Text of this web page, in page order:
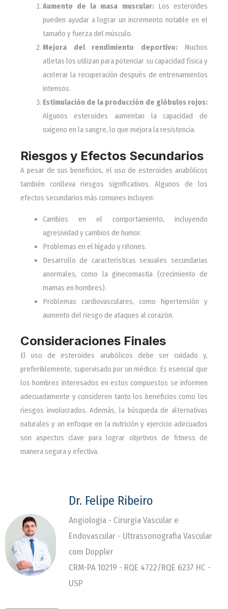
Aumento de la masa muscular:Los esteroides
pueden ayudar a lograr un incremento notable en el
tamaño y fuerza del músculo.
Mejora del rendimiento deportivo: Muchos
atletas los utilizan para potenciar su capacidad física y
acelerar la recuperación después de entrenamientos
intensos.
Estimulación de la producción de glóbulos rojos:
Algunos esteroides aumentan la capacidad de
oxígeno en la sangre, lo que mejora la resistencia.
Riesgos y Efectos Secundarios
A pesar de sus beneficios, el uso de esteroides anabólicos
también conlleva riesgos significativos. Algunos de los
efectos secundarios más comunes incluyen:
Cambios en el comportamiento, incluyendo
agresividad y cambios de humor.
Problemas en el hígado y riñones.
Desarrollo de características sexuales secundarias
anormales, como la ginecomastia (crecimiento de
mamas en hombres).
Problemas cardiovasculares, como hipertensión y
aumento del riesgo de ataques al corazón.
Consideraciones Finales
El uso de esteroides anabólicos debe ser cuidado y,
preferiblemente, supervisado por un médico. Es esencial que
los hombres interesados en estos compuestos se informen
adecuadamente y consideren tanto los beneficios como los
riesgos involucrados. Además, la búsqueda de alternativas
naturales y un enfoque en la nutrición y ejercicio adecuados
son aspectos clave para lograr objetivos de fitness de
manera segura y efectiva.
Dr. Felipe Ribeiro
Angiologia - Cirurgia Vascular e
Endovascular - Ultrassonografia Vascular
com Doppler
CRM-PA 10219 - RQE 4722/RQE 6237 HC -
USP